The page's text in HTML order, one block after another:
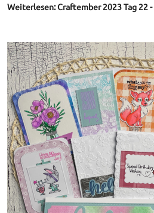
Weiterlesen: Craftember 2023 Tag 22